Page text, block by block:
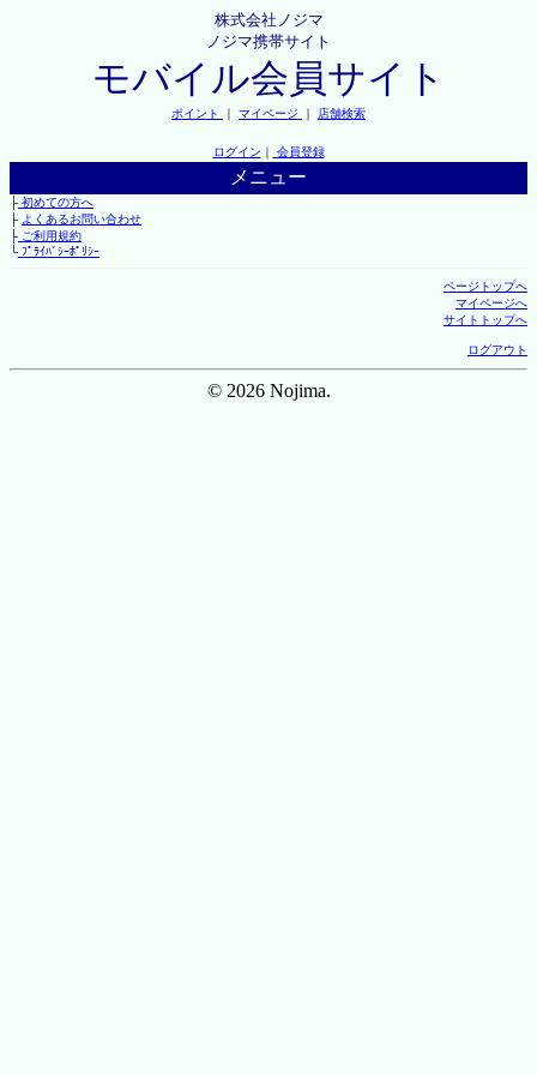
株式会社ノジマ
ノジマ携帯サイト
モバイル会員サイト
ポイント ｜ マイページ ｜ 店舗検索
ログイン ｜ 会員登録
メニュー
├初めての方へ
├ よくあるお問い合わせ
├ご利用規約
└ﾌﾟﾗｲﾊﾞｼｰﾎﾟﾘｼｰ
ページトップへ
マイページへ
サイトトップへ
ログアウト
© 2026 Nojima.